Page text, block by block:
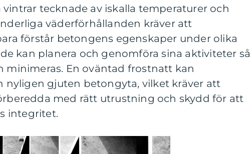
vintrar tecknade av iskalla temperaturer och
väderförhållanden kräver att
förstår betongens egenskaper under olika
kan planera och genomföra sina aktiviteter så
minimeras. En oväntad frostnatt kan
nyligen gjuten betongyta, vilket kräver att
med rätt utrustning och skydd för att
integritet.